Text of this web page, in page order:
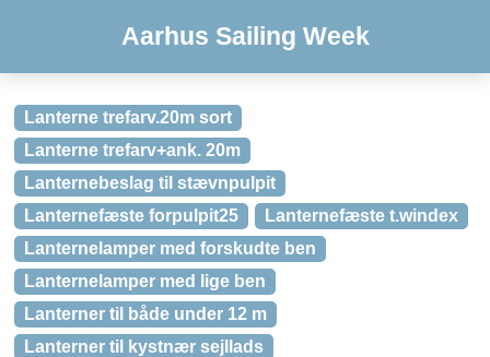
Aarhus Sailing Week
Lanterne trefarv.20m sort
Lanterne trefarv+ank. 20m
Lanternebeslag til stævnpulpit
Lanternefæste forpulpit25
Lanternefæste t.windex
Lanternelamper med forskudte ben
Lanternelamper med lige ben
Lanterner til både under 12 m
Lanterner til kystnær sejllads